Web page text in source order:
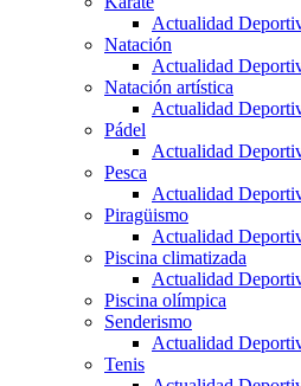
Actualidad
Natación
Actualidad
Natación artística
Actualidad
Pádel
Actualidad
Pesca
Actualidad
Piragüismo
Actualidad
Piscina climatizada
Actualidad
Piscina olímpica
Senderismo
Actualidad
Tenis